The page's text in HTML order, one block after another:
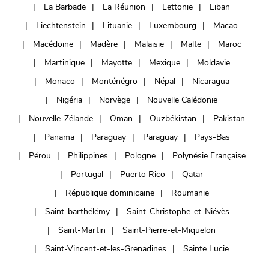
La Barbade
La Réunion Lettonie
Liban
Liechtenstein
Lituanie Luxembourg
Macao
Macédoine
Madère Malaisie Malte
Maroc
Martinique
Mayotte Mexique
Moldavie
Monaco
Monténégro Népal
Nicaragua
Nigéria
Norvège
Nouvelle Calédonie
Nouvelle-Zélande
Oman Ouzbékistan
Pakistan
Panama
Paraguay Paraguay
Pays-Bas
Pérou
Philippines Pologne
Polynésie Française
Portugal
Puerto Rico
Qatar
République dominicaine
Roumanie
Saint-barthélémy
Saint-Christophe-et-Niévès
Saint-Martin
Saint-Pierre-et-Miquelon
Saint-Vincent-et-les-Grenadines
Sainte Lucie